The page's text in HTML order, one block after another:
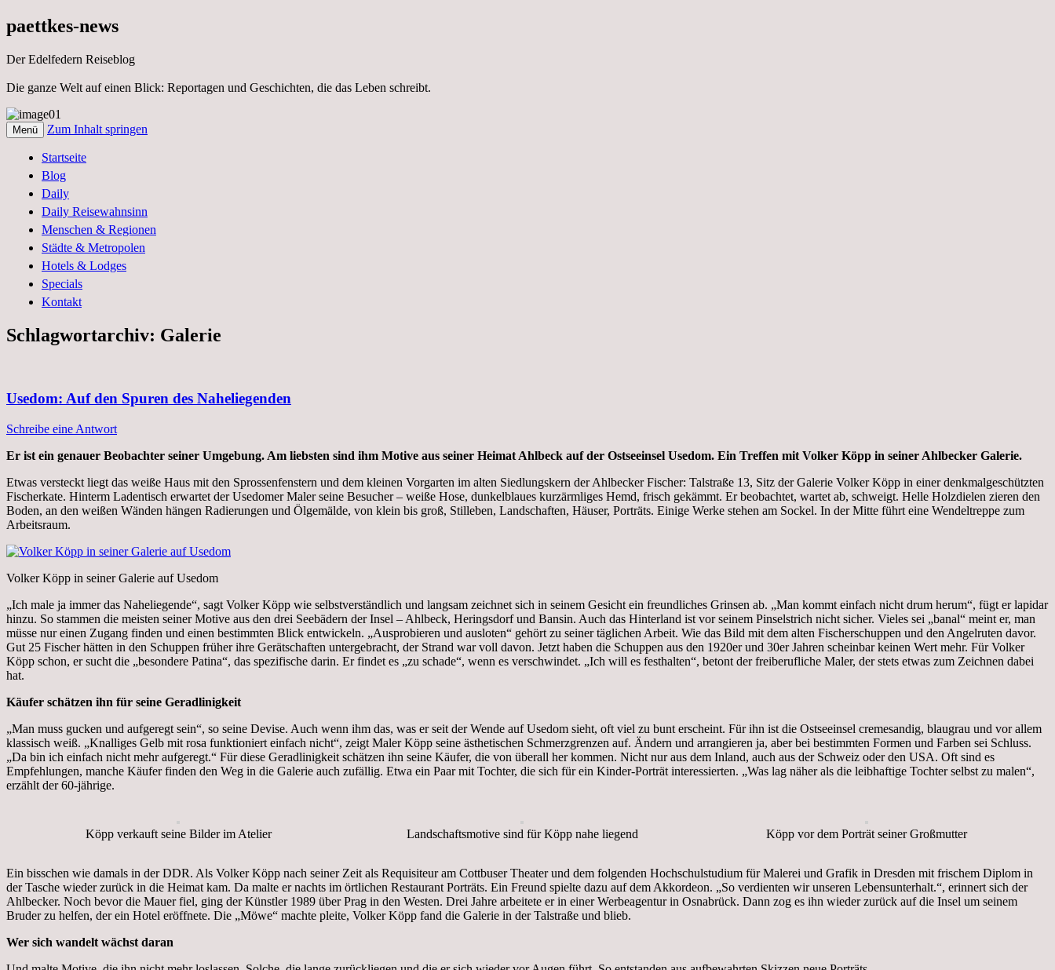
paettkes-news
Der Edelfedern Reiseblog
Die ganze Welt auf einen Blick: Reportagen und Geschichten, die das Leben schreibt.
Paettkes News
Menü Zum Inhalt springen
Startseite
Blog
Daily
Daily Reisewahnsinn
Menschen & Regionen
Städte & Metropolen
Hotels & Lodges
Specials
Kontakt
Schlagwortarchiv: Galerie
Usedom: Auf den Spuren des Naheliegenden
Schreibe eine Antwort
Er ist ein genauer Beobachter seiner Umgebung. Am liebsten sind ihm Motive aus seiner Heimat Ahlbeck auf der Ostseeinsel Usedom. Ein Treffen mit Volker Köpp in seiner Ahlbecker Galerie.
Etwas versteckt liegt das weiße Haus mit den Sprossenfenstern und dem kleinen Vorgarten im alten Siedlungskern der Ahlbecker Fischer: Talstraße 13, Sitz der Galerie Volker Köpp in einer denkmalgeschützten
Fischerkate. Hinterm Ladentisch erwartet der Usedomer Maler seine Besucher – weiße Hose, dunkelblaues kurzärmliges Hemd, frisch gekämmt. Er beobachtet, wartet ab, schweigt. Helle Holzdielen zieren den
Boden, an den weißen Wänden hängen Radierungen und Ölgemälde, von klein bis groß, Stilleben, Landschaften, Häuser, Porträts. Einige Werke stehen am Sockel. In der Mitte führt eine Wendeltreppe zum
Arbeitsraum.
Volker Köpp in seiner Galerie auf Usedom
„Ich male ja immer das Naheliegende“, sagt Volker Köpp wie selbstverständlich und langsam zeichnet sich in seinem Gesicht ein freundliches Grinsen ab. „Man kommt einfach nicht drum herum“, fügt er lapidar
hinzu. So stammen die meisten seiner Motive aus den drei Seebädern der Insel – Ahlbeck, Heringsdorf und Bansin. Auch das Hinterland ist vor seinem Pinselstrich nicht sicher. Vieles sei „banal“ meint er, man
müsse nur einen Zugang finden und einen bestimmten Blick entwickeln. „Ausprobieren und ausloten“ gehört zu seiner täglichen Arbeit. Wie das Bild mit dem alten Fischerschuppen und den Angelruten davor.
Gut 25 Fischer hätten in den Schuppen früher ihre Gerätschaften untergebracht, der Strand war voll davon. Jetzt haben die Schuppen aus den 1920er und 30er Jahren scheinbar keinen Wert mehr. Für Volker
Köpp schon, er sucht die „besondere Patina“, das spezifische darin. Er findet es „zu schade“, wenn es verschwindet. „Ich will es festhalten“, betont der freiberufliche Maler, der stets etwas zum Zeichnen dabei
hat.
Käufer schätzen ihn für seine Geradlinigkeit
„Man muss gucken und aufgeregt sein“, so seine Devise. Auch wenn ihm das, was er seit der Wende auf Usedom sieht, oft viel zu bunt erscheint. Für ihn ist die Ostseeinsel cremesandig, blaugrau und vor allem
klassisch weiß. „Knalliges Gelb mit rosa funktioniert einfach nicht“, zeigt Maler Köpp seine ästhetischen Schmerzgrenzen auf. Ändern und arrangieren ja, aber bei bestimmten Formen und Farben sei Schluss.
„Da bin ich einfach nicht mehr aufgeregt.“ Für diese Geradlinigkeit schätzen ihn seine Käufer, die von überall her kommen. Nicht nur aus dem Inland, auch aus der Schweiz oder den USA. Oft sind es
Empfehlungen, manche Käufer finden den Weg in die Galerie auch zufällig. Etwa ein Paar mit Tochter, die sich für ein Kinder-Porträt interessierten. „Was lag näher als die leibhaftige Tochter selbst zu malen“,
erzählt der 60-jährige.
Köpp verkauft seine Bilder im Atelier Landschaftsmotive sind für Köpp nahe liegend Köpp vor dem Porträt seiner Großmutter
Ein bisschen wie damals in der DDR. Als Volker Köpp nach seiner Zeit als Requisiteur am Cottbuser Theater und dem folgenden Hochschulstudium für Malerei und Grafik in Dresden mit frischem Diplom in
der Tasche wieder zurück in die Heimat kam. Da malte er nachts im örtlichen Restaurant Porträts. Ein Freund spielte dazu auf dem Akkordeon. „So verdienten wir unseren Lebensunterhalt.“, erinnert sich der
Ahlbecker. Noch bevor die Mauer fiel, ging der Künstler 1989 über Prag in den Westen. Drei Jahre arbeitete er in einer Werbeagentur in Osnabrück. Dann zog es ihn wieder zurück auf die Insel um seinem
Bruder zu helfen, der ein Hotel eröffnete. Die „Möwe“ machte pleite, Volker Köpp fand die Galerie in der Talstraße und blieb.
Wer sich wandelt wächst daran